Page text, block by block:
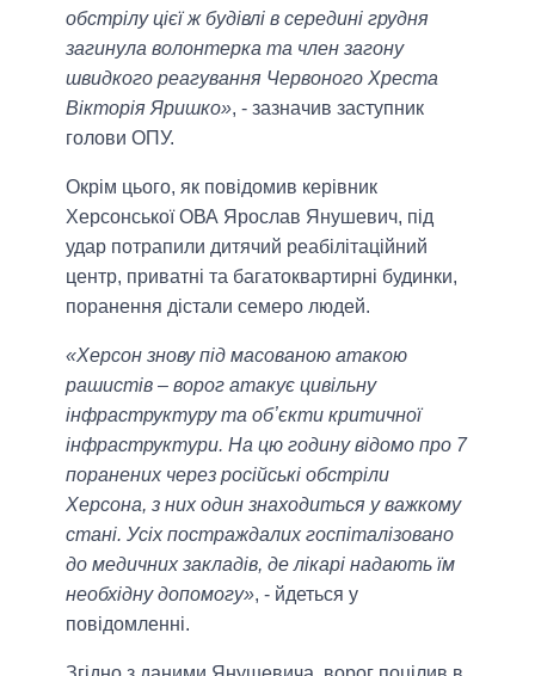
обстрілу цієї ж будівлі в середині грудня
загинула волонтерка та член загону
швидкого реагування Червоного Хреста
Вікторія Яришко», - зазначив заступник
голови ОПУ.
Окрім цього, як повідомив керівник
Херсонської ОВА Ярослав Янушевич, під
удар потрапили дитячий реабілітаційний
центр, приватні та багатоквартирні будинки,
поранення дістали семеро людей.
«Херсон знову під масованою атакою
рашистів – ворог атакує цивільну
інфраструктуру та обʼєкти критичної
інфраструктури. На цю годину відомо про 7
поранених через російські обстріли
Херсона, з них один знаходиться у важкому
стані. Усіх постраждалих госпіталізовано
до медичних закладів, де лікарі надають їм
необхідну допомогу», - йдеться у
повідомленні.